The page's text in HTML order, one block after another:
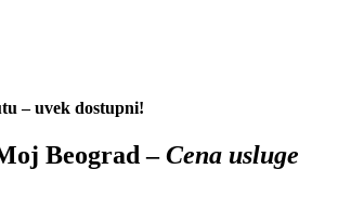
– uvek dostupni!
Beograd –Cena usluge